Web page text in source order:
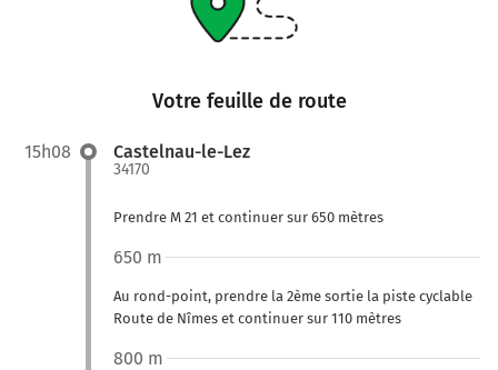
Votre feuille de route
15h08 Castelnau-le-Lez
34170
Prendre M 21 et continuer sur 650 mètres
Au rond-point, prendre la 2ème sortie la piste cyclable
Route de Nîmes et continuer sur 110 mètres
650 m
800 m